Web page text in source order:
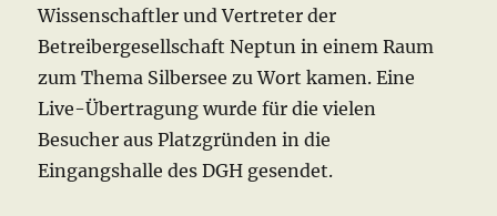
Wissenschaftler und Vertreter der
Betreibergesellschaft Neptun in einem Raum
zum Thema Silbersee zu Wort kamen. Eine
Live-Übertragung wurde für die vielen
Besucher aus Platzgründen in die
Eingangshalle des DGH gesendet.